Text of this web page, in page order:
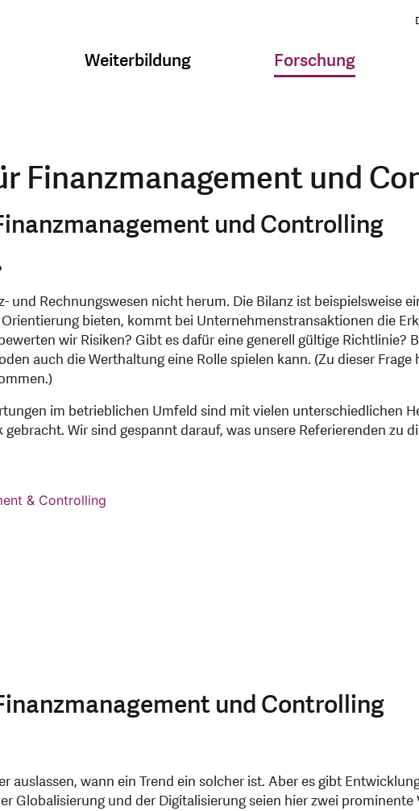
Weiterbildung Forschung
Finanzmanagement und
und Controlling
und Rechnungswesen nicht herum. Die Bilanz ist beispielsweise
bieten, kommt bei Unternehmenstransaktionen die
wir Risiken? Gibt es dafür eine generell gültige Richtlinie?
auch die Werthaltung eine Rolle spielen kann. (Zu dieser
im betrieblichen Umfeld sind mit vielen unterschiedlichen
Wir sind gespannt darauf, was unsere Referierenden zu
und Controlling
auslassen, wann ein Trend ein solcher ist. Aber es gibt
Globalisierung und der Digitalisierung seien hier zwei